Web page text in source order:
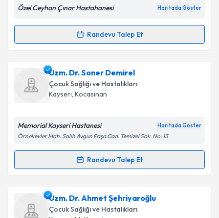
Kişisel verilerimin işlenmesine ilişkin
Aydınlatma
kapsamda işlenmesini kabul ediyorum.
Özel Ceyhan Çınar Hastahanesi Haritada Göster
Randevu Talep Et
Randevu Takvimi Talebi
Uzm. Dr. İlhami Cihaniçin randevu takvimi talebi
oluşturun. Size bu uzmandan randevu almanız için bir
takvim hazırlandığında e-posta ile bilgilendireceğiz.
Kişisel verilerimin işlenmesine ilişkin
Metni'ni okudum ve kişisel verilerimin belirtilen
Takvim Talebini Gönder
Uzm. Dr. Soner Demirel
Çocuk Sağlığı ve Hastalıkları
Kayseri, Kocasinan
Memorial Kayseri Hastanesi Haritada Göster
Örnekevler Mah. Salih Avgun Paşa Cad. Temizel Sok. No: 13
Randevu Talep Et
Randevu Takvimi Talebi
Uzm. Dr. Soner Demireliçin randevu takvimi talebi
oluşturun. Size bu uzmandan randevu almanız için bir
Uzm. Dr. Ahmet Şehriyaroğlu
Çocuk Sağlığı ve Hastalıkları